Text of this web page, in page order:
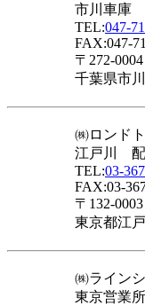
市川車庫
TEL:047-
FAX:047-
〒272-0004
千葉県市
㈱ロンド
江戸川 配
TEL:03-
FAX:03-
〒132-0003
東京都江
㈱ライン
東京営業所